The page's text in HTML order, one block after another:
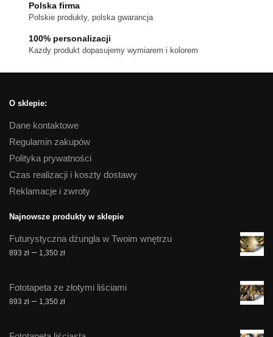
stronie
Polska firma
Polskie produkty, polska gwarancja
100% personalizacji
Kazdy produkt dopasujemy wymiarem i kolorem
O sklepie:
Dane kontaktowe
Regulamin zakupów
Polityka prywatności
Czas realizacji i koszty dostawy
Reklamacje i zwroty
Najnowsze produkty w sklepie
Futurystyczna dżungla w Twoim wnętrzu
893 zł – 1,350 złZakres
893 zł
do
Fototapeta ze złotymi liściami
893 zł – 1,350 złZakres